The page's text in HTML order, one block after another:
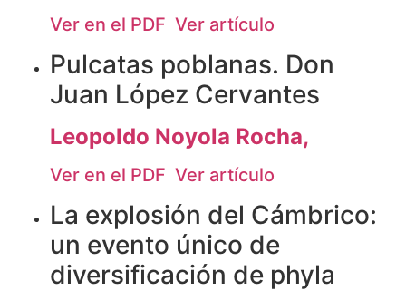
Ver en el PDF Ver artículo
Pulcatas poblanas. Don
Juan López Cervantes
Leopoldo Noyola Rocha,
Ver en el PDF Ver artículo
La explosión del Cámbrico:
un evento único de
diversificación de phyla